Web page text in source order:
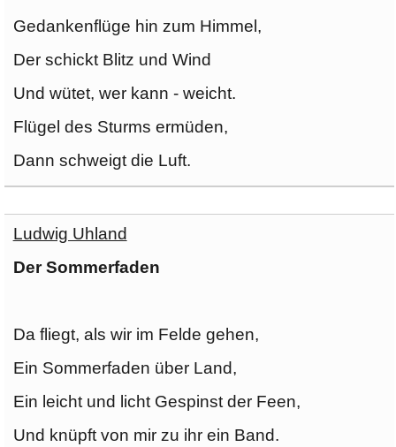
Gedankenflüge hin zum Himmel,
Der schickt Blitz und Wind
Und wütet, wer kann - weicht.
Flügel des Sturms ermüden,
Dann schweigt die Luft.
Ludwig Uhland
Der Sommerfaden
Da fliegt, als wir im Felde gehen,
Ein Sommerfaden über Land,
Ein leicht und licht Gespinst der Feen,
Und knüpft von mir zu ihr ein Band.